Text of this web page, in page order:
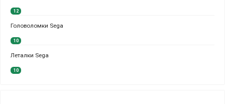
12
Головоломки Sega
10
Леталки Sega
10